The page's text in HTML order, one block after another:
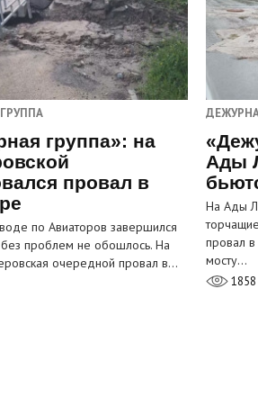
группа»: на
провал в
по Авиаторов завершился
проблем не обошлось. На
очередной провал в…
Ады
На Ады
провал
мосту…
1858